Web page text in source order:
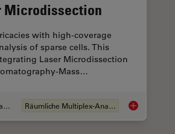
Microdissection
with high-coverage
of sparse cells. This
Laser Microdissection
Mass…
Whitepaper Räumliche Multiplex-Analyse Lipidomics